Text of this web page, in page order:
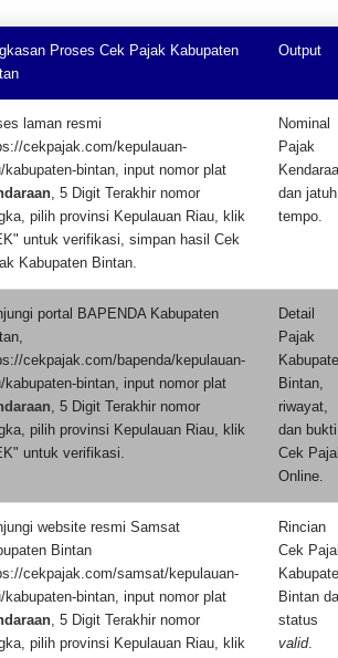
Proses Cek Pajak Kabupaten
Output
laman resmi
cekpajak.com/kepulauan-
kabupaten-bintan, input nomor plat
, 5 Digit Terakhir nomor
pilih provinsi Kepulauan Riau, klik
untuk verifikasi, simpan hasil Cek
Kabupaten Bintan.
Nominal
Pajak
dan jatuh
tempo.
portal BAPENDA Kabupaten
cekpajak.com/bapenda/kepulauan-
kabupaten-bintan, input nomor plat
, 5 Digit Terakhir nomor
pilih provinsi Kepulauan Riau, klik
untuk verifikasi.
Detail
Pajak
Bintan,
riwayat,
dan bukti
Cek
Online.
website resmi Samsat
Bintan
cekpajak.com/samsat/kepulauan-
kabupaten-bintan, input nomor plat
, 5 Digit Terakhir nomor
pilih provinsi Kepulauan Riau, klik
Rincian
Cek
Bintan
status
valid.